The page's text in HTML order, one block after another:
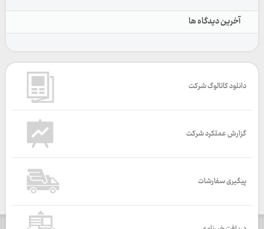
آخرین دیدگاه ها
دانلود کاتالوگ شرکت
گزارش عملکرد شرکت
پیگیری سفارشات